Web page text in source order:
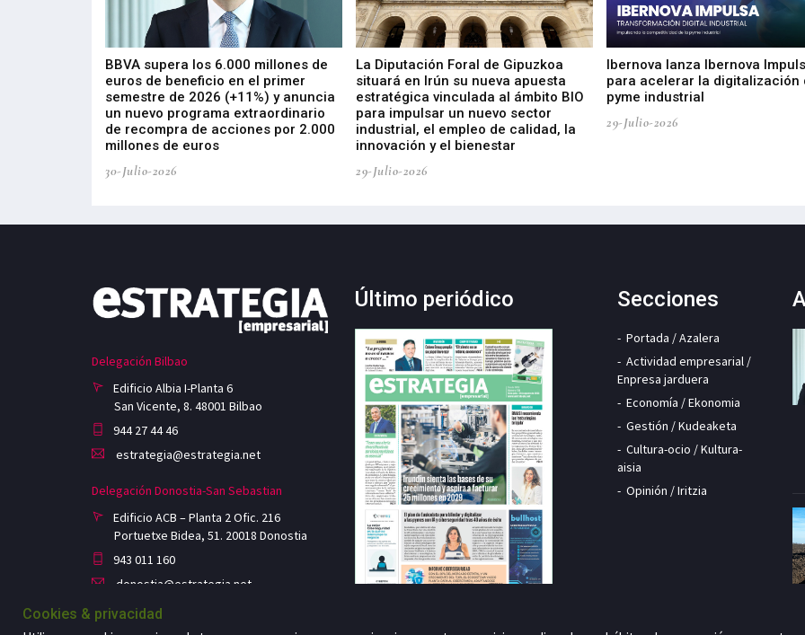
BBVA supera los 6.000 millones de
euros de beneficio en el primer
semestre de 2026 (+11%) y anuncia
un nuevo programa extraordinario
de recompra de acciones por 2.000
millones de euros
30-Julio-2026
La Diputación Foral de Gipuzkoa
situará en Irún su nueva apuesta
estratégica vinculada al ámbito BIO
para impulsar un nuevo sector
industrial, el empleo de calidad, la
innovación y el bienestar
29-Julio-2026
Ibernova lanza Ibernova
para acelerar la digitalización
pyme industrial
29-Julio-2026
Delegación Bilbao
Edificio Albia I-Planta 6
San Vicente, 8. 48001 Bilbao
944 27 44 46
estrategia@estrategia.net
Delegación Donostia-San Sebastian
Edificio ACB – Planta 2 Ofic. 216
Portuetxe Bidea, 51. 20018 Donostia
943 011 160
donostia@estrategia.net
Último periódico Secciones
Portada / Azalera
Actividad empresarial /
Enpresa jarduera
Economía / Ekonomia
Gestión / Kudeaketa
Cultura-ocio / Kultura-
aisia
Opinión / Iritzia
Cookies & privacidad